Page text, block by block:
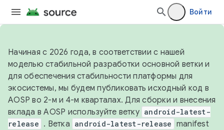
Войти
Начиная с 2026 года, в соответствии с нашей
моделью стабильной разработки основной ветки и
для обеспечения стабильности платформы для
экосистемы, мы будем публиковать исходный код в
AOSP во 2-м и 4-м кварталах. Для сборки и внесения
вклада в AOSP используйте ветку android-latest-
release . Ветка android-latest-release manifest